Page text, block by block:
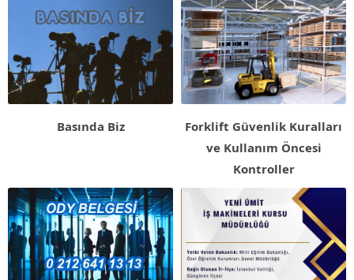
Basında Biz
Forklift Güvenlik Kuralları
ve Kullanım Öncesi
Kontroller